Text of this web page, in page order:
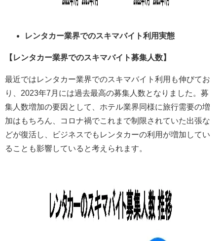
レンタカー業界でのスキマバイト利用実態
【レンタカー業界でのスキマバイト募集人数】
最近ではレンタカー業界でのスキマバイト利用も伸びてお
り、2023年7月には過去最高の募集人数となりました。募
集人数増加の要因として、ホテル業界同様に旅行需要の増
加はもちろん、コロナ禍でこれまで制限されていた出張な
どが復活し、ビジネスでもレンタカーの利用が増加してい
ることも影響していると考えられます。